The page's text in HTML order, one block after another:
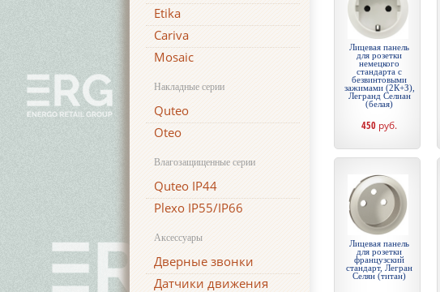
Etika
Cariva
Mosaic
Накладные серии
Quteo
Oteo
Влагозащищенные серии
Quteo IP44
Plexo IP55/IP66
Аксессуары
Дверные звонки
Датчики движения
Лицевая панель
для розетки
немецкого
стандарта с
безвинтовыми
зажимами (2К+З),
Легранд Селиан
(белая)
450 руб.
Лицевая панель
для розетки
французский
стандарт, Легран
Селян (титан)